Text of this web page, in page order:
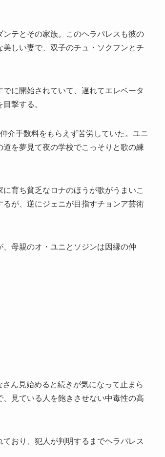
テとその家族。このヘラパレスも彼の
しい妻で、双子のチュ・ソクフンとチ
に開始されていて、遅れてエレベータ
撃する。
介手数料をもらえず苦労していた。ユニ
を夢見て夜の学校でこっそりと歌の練
育ち貧乏なロナのほうが歌がうまいこ
が、逆にジェニが目指すチョンア芸術
母親のオ・ユニとソジンは因縁の仲
ん見始めると続きが気になって止まら
見ている人を飽きさせない中毒性の高
おり、犯人が判明するまでヘラパレス